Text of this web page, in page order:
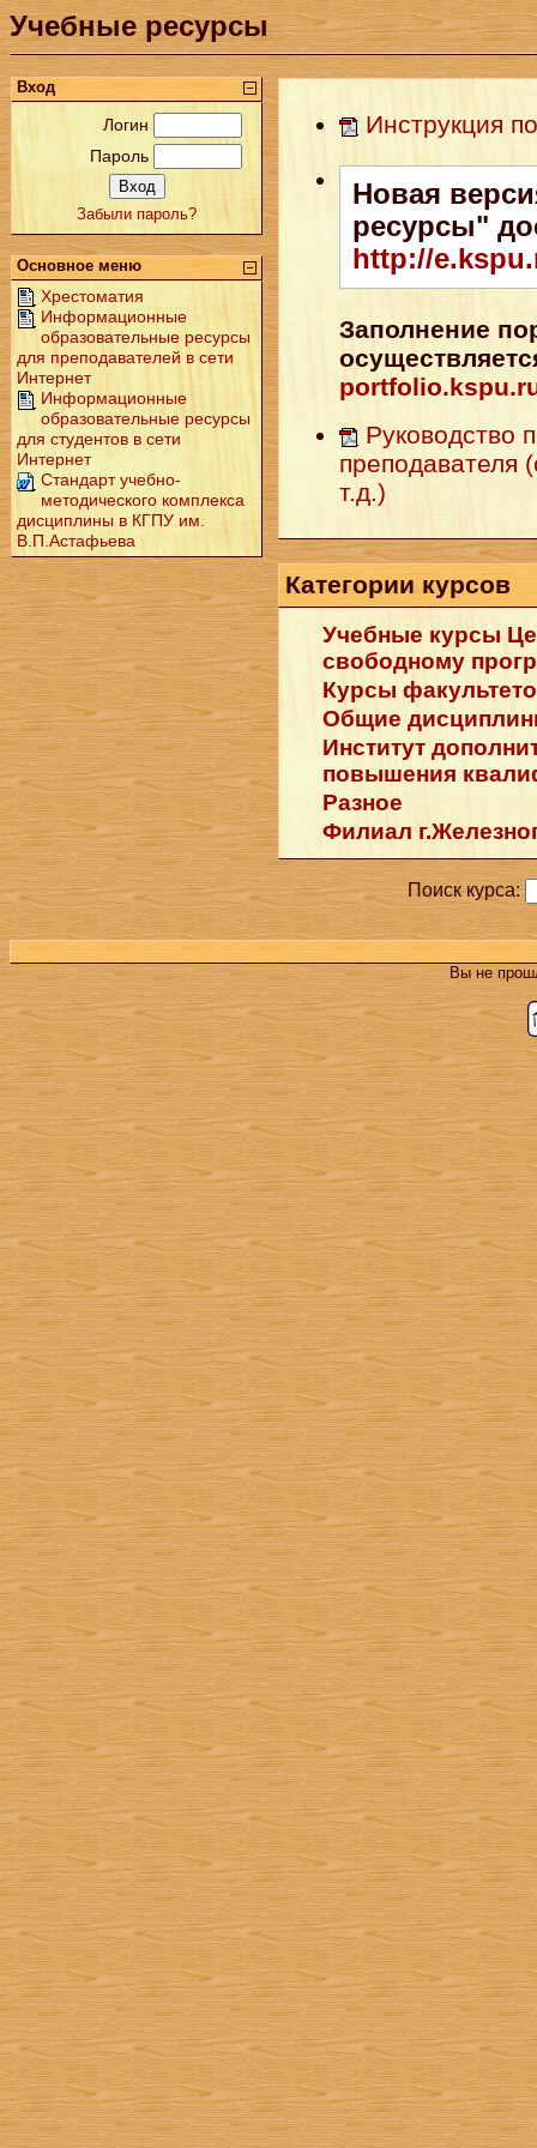
Учебные ресурсы
Вход
Логин
Пароль
Забыли пароль?
Основное меню
Хрестоматия
Информационные
образовательные ресурсы
для преподавателей в сети
Интернет
Информационные
образовательные ресурсы
для студентов в сети
Интернет
Стандарт учебно-
методического комплекса
дисциплины в КГПУ им.
В.П.Астафьева
Инструкция
Новая
ресурсы"
http://
Заполнение
Руководство
преподавателя
т.д.)
Категории курсов
Учебные курсы
свободному
Курсы
Общие
Институт
повышения
Разное
Филиал
Поиск курса:
Вы не